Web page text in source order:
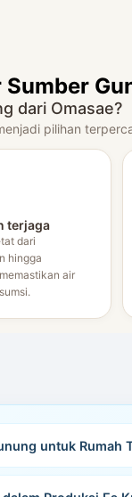
dari Omasae?
pilihan
terjaga
dari
hingga
air
untuk